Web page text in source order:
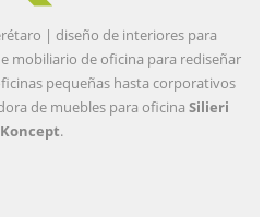
| diseño de interiores para
mobiliario de oficina para rediseñar
pequeñas hasta corporativos
de muebles para oficina Silieri
Koncept.